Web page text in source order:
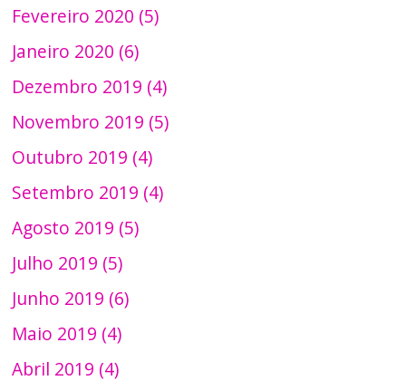
Fevereiro 2020 (5)
Janeiro 2020 (6)
Dezembro 2019 (4)
Novembro 2019 (5)
Outubro 2019 (4)
Setembro 2019 (4)
Agosto 2019 (5)
Julho 2019 (5)
Junho 2019 (6)
Maio 2019 (4)
Abril 2019 (4)